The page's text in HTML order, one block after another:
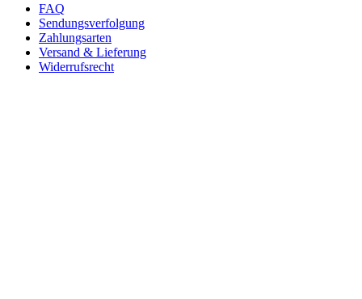
FAQ
Sendungsverfolgung
Zahlungsarten
Versand & Lieferung
Widerrufsrecht